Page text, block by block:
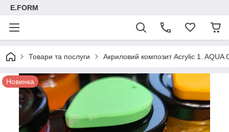
E.FORM
Товари та послуги Акриловий композит Acrylic 1. AQUA
Новинка